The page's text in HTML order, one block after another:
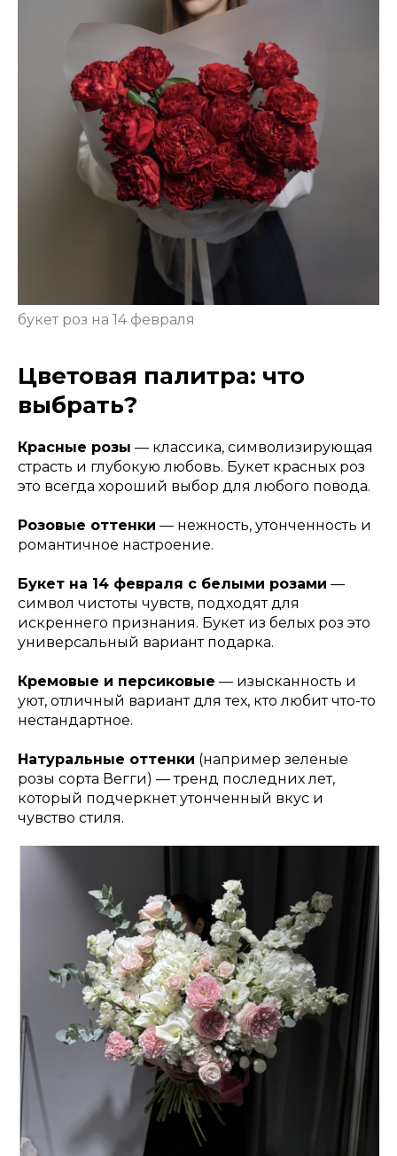
букет роз на 14 февраля
Цветовая палитра: что
выбрать?
Красные розы — классика, символизирующая
страсть и глубокую любовь. Букет красных роз
это всегда хороший выбор для любого повода.
Розовые оттенки — нежность, утонченность и
романтичное настроение.
Букет на 14 февраля с белыми розами —
символ чистоты чувств, подходят для
искреннего признания. Букет из белых роз это
универсальный вариант подарка.
Кремовые и персиковые — изысканность и
уют, отличный вариант для тех, кто любит что-то
нестандартное.
Натуральные оттенки (например зеленые
розы сорта Вегги) — тренд последних лет,
который подчеркнет утонченный вкус и
чувство стиля.